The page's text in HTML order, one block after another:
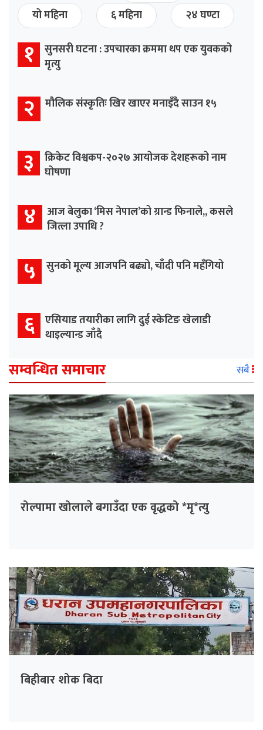
यो महिना
६ महिना २४ घण्टा
१ सुनसरी घटना : उपचारका क्रममा थप एक युवकको
मृत्यु
२ मौलिक संस्कृतिः खिर खाएर मनाइँदै साउन १५
३ क्रिकेट विश्वकप-२०२७ आयोजक देशहरूको नाम
घोषणा
४ आज बेलुका ‘मिस नेपाल’को ग्रान्ड फिनाले,, कसले
जित्ला उपाधि ?
५ सुनको मूल्य आजपनि बढ्यो, चाँदी पनि महँगियो
६ एसियाड तयारीका लागि दुई स्केटिङ खेलाडी
थाइल्यान्ड जाँदै
सम्वन्धित समाचार सबै
रोल्पामा खोलाले बगाउँदा एक वृद्धको *मृ*त्यु
बिहीबार शोक बिदा